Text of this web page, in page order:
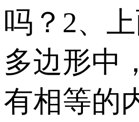
吗？2、
多边形中
有相等的